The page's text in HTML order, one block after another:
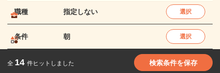
職種 指定しない 選択
条件 朝 選択
全 14 件ヒットしました 検索条件を保存